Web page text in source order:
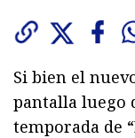
Si bien el
pantalla luego
temporada de